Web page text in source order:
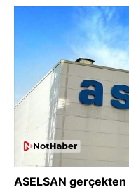
ASELSAN gerçekten